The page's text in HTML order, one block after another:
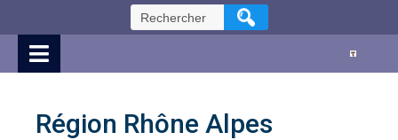
Content
Rechercher :
Région Rhône Alpes